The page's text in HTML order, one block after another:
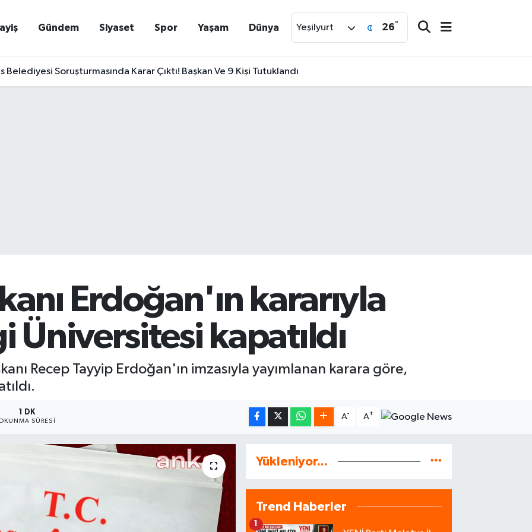
Gündem Siyaset Spor Yaşam Dünya Yeşilyurt 26°
Soruşturmasında Karar Çıktı! Başkan Ve 9 Kişi Tutuklandı
Erdoğan'ın kararıyla
Üniversitesi kapatıldı
Recep Tayyip Erdoğan'ın imzasıyla yayımlanan karara göre,
1 DK
SÜRESI
A- A+
Yükleniyor...
Trend Haberler
1